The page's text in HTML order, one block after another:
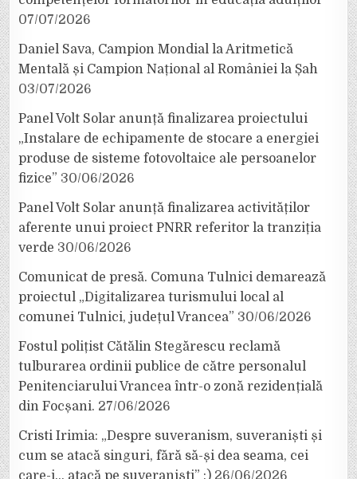
07/07/2026
Daniel Sava, Campion Mondial la Aritmetică
Mentală și Campion Național al României la Șah
03/07/2026
Panel Volt Solar anunță finalizarea proiectului
„Instalare de echipamente de stocare a energiei
produse de sisteme fotovoltaice ale persoanelor
fizice” 30/06/2026
Panel Volt Solar anunță finalizarea activităților
aferente unui proiect PNRR referitor la tranziția
verde 30/06/2026
Comunicat de presă. Comuna Tulnici demarează
proiectul „Digitalizarea turismului local al
comunei Tulnici, județul Vrancea” 30/06/2026
Fostul polițist Cătălin Stegărescu reclamă
tulburarea ordinii publice de către personalul
Penitenciarului Vrancea într-o zonă rezidențială
din Focșani. 27/06/2026
Cristi Irimia: „Despre suveranism, suveraniști și
cum se atacă singuri, fără să-și dea seama, cei
care-i… atacă pe suveraniști” :) 26/06/2026